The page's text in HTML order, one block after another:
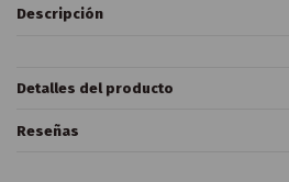
Descripción
Detalles del producto
Reseñas